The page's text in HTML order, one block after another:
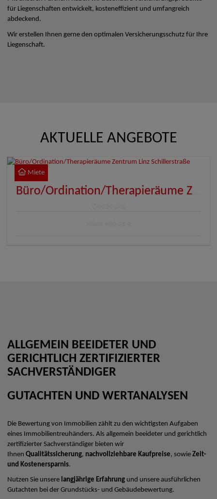
für Liegenschaften entwickelt, kosteneffizient und umfangreich
abdeckend.
Wir erstellen Ihnen gerne den optimalen Versicherungsschutz für Ihre
Liegenschaft.
AKTUELLE ANGEBOTE
Miete
ALLGEMEIN BEEIDETER UND
GERICHTLICH ZERTIFIZIERTER
SACHVERSTÄNDIGER
GUTACHTEN UND WERTANALYSEN
Die Bewertung von Immobilien zählt zu den wichtigsten Aufgaben
eines Immobilientreuhänders. Als allgemein beeideter und gerichtlich
zertifizierter Sachverständiger bieten wir
Ihnen Qualitätssicherung, nachvollziehbare Kaufpreise, sowie Zeit-
und Kostenersparnis.
Nutzen Sie unsere langjährige Erfahrung und unsere ausführlichen
Gutachten bei der Grundstücks- und Gebäudebewertung.